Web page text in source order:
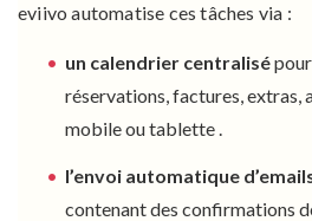
eviivo automatise ces tâches via :
un calendrier centralisé
réservations, factures, extras,
mobile ou tablette .
l’envoi automatique
contenant des confirmations